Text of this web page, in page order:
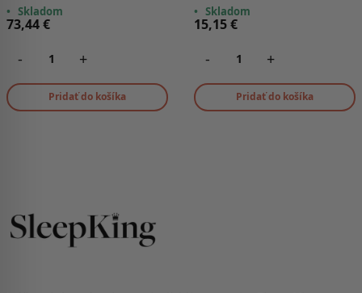
• Skladom
73,44€
- +
Pridať do košíka
• Skladom
15,15€
- +
Pridať do košíka